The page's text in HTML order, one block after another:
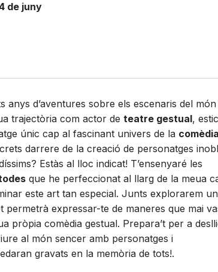
de juny
anys d’aventures sobre els escenaris del
trajectòria com actor de teatre gestual,
únic cap al fascinant univers de la
darrere de la creació de personatges
Estàs al lloc indicat! T’ensenyaré les
que he perfeccionat al llarg de la meua
este art tan especial. Junts explorarem
permetrà expressar-te de maneres que mai
pròpia comèdia gestual. Prepara’t per a
al món sencer amb personatges i
gravats en la memòria de tots!.